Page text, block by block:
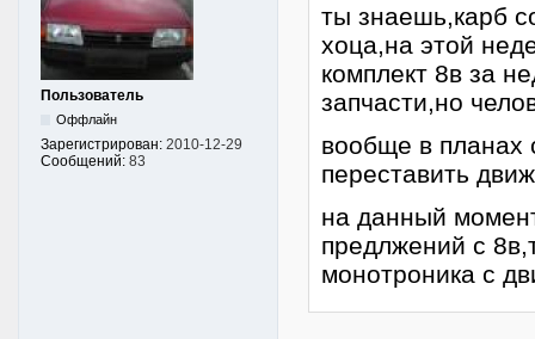
Пользователь
Оффлайн
Зарегистрирован: 2010-12-29
Сообщений: 83
ты знаешь,карб
хоца,на этой
комплект 8в за
запчасти,но
вообще в планах
переставить
на данный
предлжений с
монотроника с